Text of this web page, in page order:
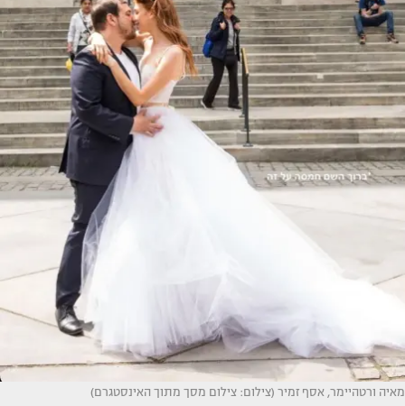
מאיה ורטהיימר, אסף זמיר (צילום: צילום מסך מתוך האינסטגרם)